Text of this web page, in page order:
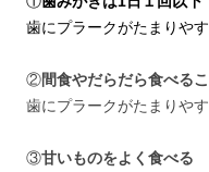
歯にプラークがたまりや
②間食やだらだら食べる
歯にプラークがたまりや
③甘いものをよく食べる